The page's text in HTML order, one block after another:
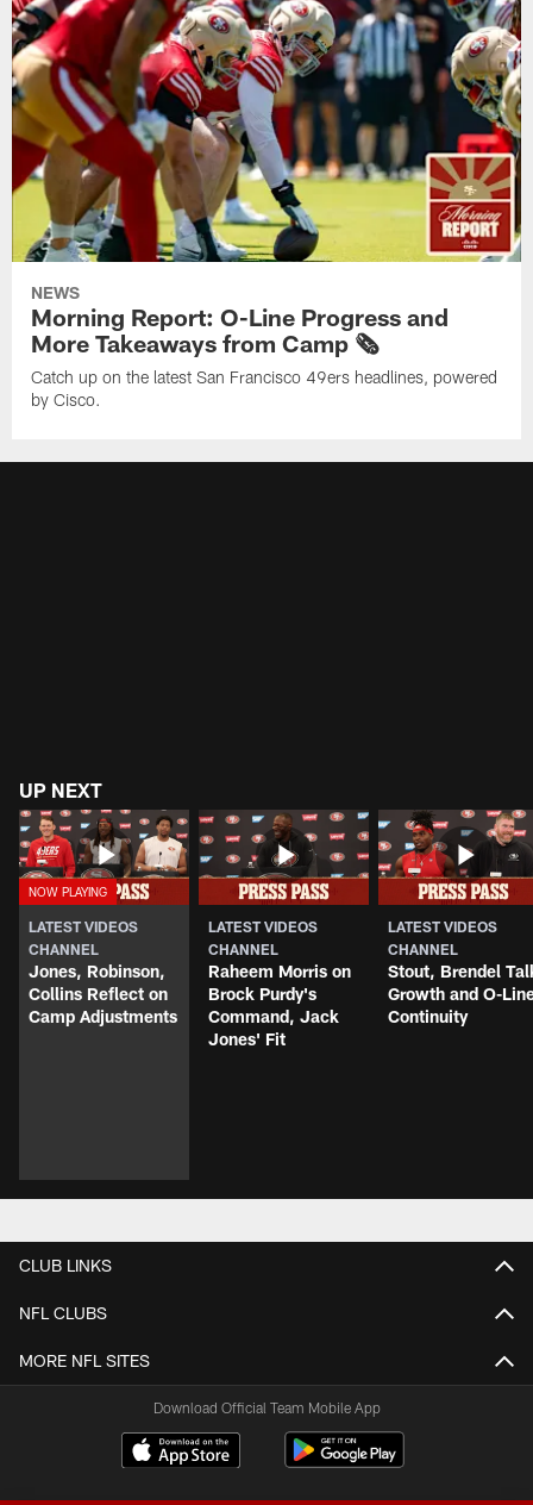
NEWS
Morning Report: O-Line Progress and
More Takeaways from Camp 🗞️
Catch up on the latest San Francisco 49ers headlines, powered
by Cisco.
UP NEXT
LATEST VIDEOS
CHANNEL
Jones, Robinson,
Collins Reflect on
Camp Adjustments
LATEST VIDEOS
CHANNEL
Raheem Morris on
Brock Purdy's
Command, Jack
Jones' Fit
LATEST VIDEOS
CHANNEL
Stout, Brendel
Growth and O-
Continuity
CLUB LINKS
NFL CLUBS
MORE NFL SITES
Download Official Team Mobile App